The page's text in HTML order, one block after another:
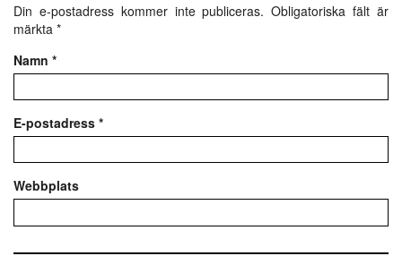
Din e-postadress kommer inte publiceras. Obligatoriska fält är
märkta *
Namn *
E-postadress *
Webbplats